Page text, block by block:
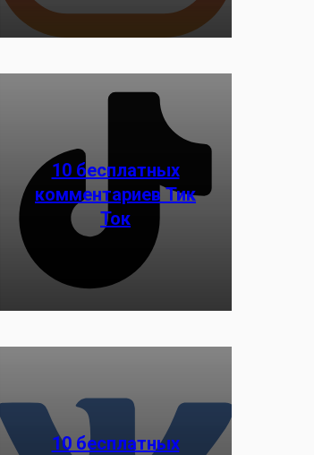
10 бесплатных
комментариев Тик
Ток
Заказать
10 бесплатных